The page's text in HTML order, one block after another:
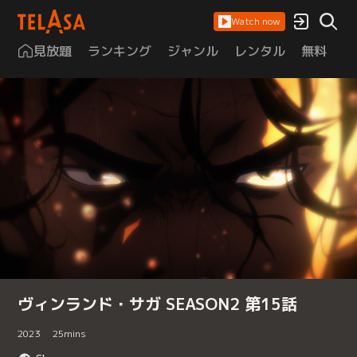
Watch now
見放題 ランキング ジャンル レンタル 無料
ヴィンランド・サガ SEASON2 第15話
2023 25mins